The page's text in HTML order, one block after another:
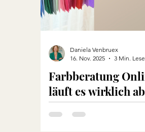
Farbberatung
läuft es wirklich ab
Daniela Venbruex
16. Nov. 2025
3 Min.